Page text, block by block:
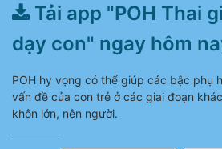
Tải app "POH Thai
dạy con" ngay hôm
POH hy vọng có thể giúp các bậc phụ
vấn đề của con trẻ ở các giai đoạn
khôn lớn, nên người.